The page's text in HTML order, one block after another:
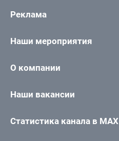
Реклама
Наши мероприятия
О компании
Наши вакансии
Статистика канала в MAX